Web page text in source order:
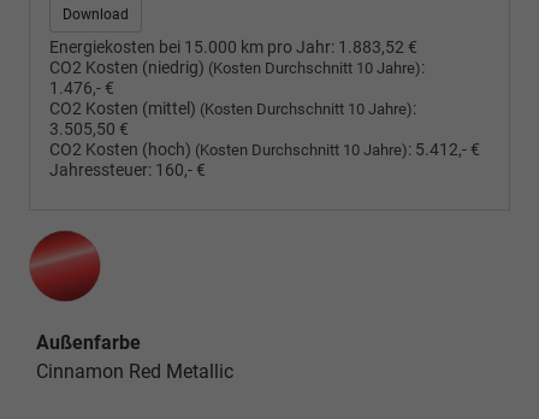
Download
Energiekosten bei 15.000 km pro Jahr: 1.883,52 €
CO2 Kosten (niedrig) (Kosten Durchschnitt 10 Jahre):
1.476,- €
CO2 Kosten (mittel) (Kosten Durchschnitt 10 Jahre):
3.505,50 €
CO2 Kosten (hoch) (Kosten Durchschnitt 10 Jahre): 5.412,- €
Jahressteuer: 160,- €
Außenfarbe
Cinnamon Red Metallic